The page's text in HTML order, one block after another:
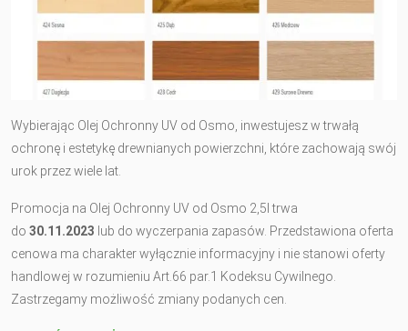
Wybierając Olej Ochronny UV od Osmo, inwestujesz w trwałą
ochronę i estetykę drewnianych powierzchni, które zachowają swój
urok przez wiele lat.
Promocja na Olej Ochronny UV od Osmo 2,5l trwa
do 30.11.2023 lub do wyczerpania zapasów. Przedstawiona oferta
cenowa ma charakter wyłącznie informacyjny i nie stanowi oferty
handlowej w rozumieniu Art.66 par.1 Kodeksu Cywilnego.
Zastrzegamy możliwość zmiany podanych cen.